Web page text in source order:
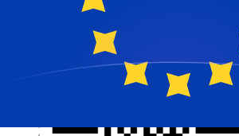
l'application dès aujourd'hui !